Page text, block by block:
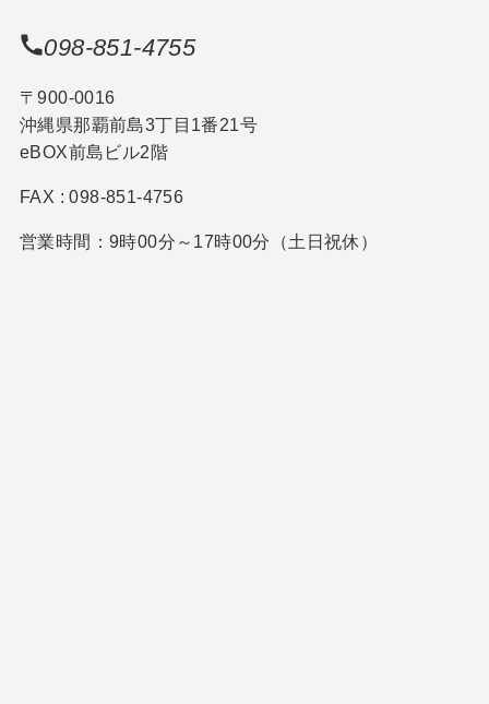
098-851-4755
〒900-0016
沖縄県那覇前島3丁目1番21号
eBOX前島ビル2階
FAX : 098-851-4756
営業時間：9時00分～17時00分（土日祝休）